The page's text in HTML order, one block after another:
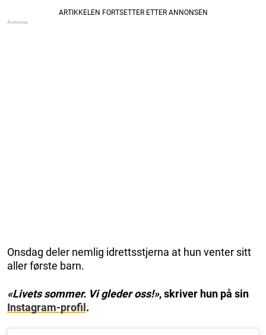
Onsdag deler nemlig idrettsstjerna at hun venter sitt
aller første barn.
«Livets sommer. Vi gleder oss!», skriver hun på sin
Instagram-profil .